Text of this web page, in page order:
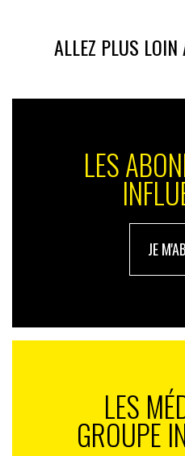
ALLEZ PLUS LOIN
LES
JE
LES
GROUPE